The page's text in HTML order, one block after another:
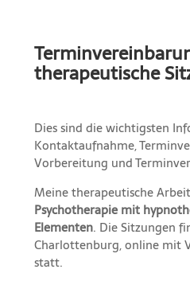
therapeutische
Dies sind die wichtigsten
Kontaktaufnahme,
Vorbereitung und
Meine therapeutische
Psychotherapie mit
Elementen. Die Sitzungen
Charlottenburg, online mit
statt.